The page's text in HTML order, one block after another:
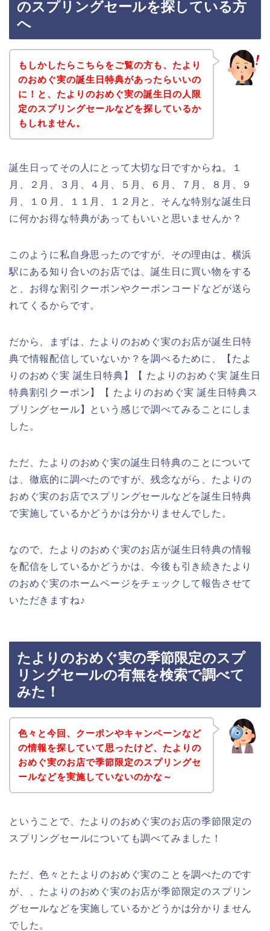
のスプリングセールを探している方
へ
もしかしたらこちらをご覧の方も、たより
のおめぐ実の誕生日特典があったらいいの
に！と、たよりのおめぐ実の誕生日の人限
定のスプリングセールなどを探しているか
もしれません。
誕生日ってその人にとって大切な日ですからね。１
月、２月、３月、４月、５月、６月、７月、８月、９
月、１０月、１１月、１２月と、そんな特別な誕生日
に何かお得な特典があってもいいと思いませんか？
このように私自身思ったのですが、その理由は、横浜
駅にある知り合いのお店では、誕生日に買い物をする
と、お得な割引クーポンやクーポンコードなどが送ら
れてくるからです。
だから、まずは、たよりのおめぐ実のお店が誕生日特
典で情報配信していないか？を調べるために、【たよ
りのおめぐ実 誕生日特典】【 たよりのおめぐ実 誕生日
特典割引クーポン】【 たよりのおめぐ実 誕生日特典ス
プリングセール】という感じで調べてみることにしま
した。
ただ、たよりのおめぐ実の誕生日特典のことについて
は、徹底的に調べたのですが、残念ながら、たよりの
おめぐ実のお店でスプリングセールなどを誕生日特典
で実施しているかどうかは分かりませんでした。
なので、たよりのおめぐ実のお店が誕生日特典の情報
を配信をしているかどうかは、今後も引き続きたより
のおめぐ実のホームページをチェックして報告させて
いただきますね♪
たよりのおめぐ実の季節限定のスプ
リングセールの有無を検索で調べて
みた！
色々と今回、クーポンやキャンペーンなど
の情報を探していて思ったけど、たよりの
おめぐ実のお店で季節限定のスプリングセ
ールなどを実施していないのかな～
ということで、たよりのおめぐ実のお店の季節限定の
スプリングセールについても調べてみました！
ただ、色々とたよりのおめぐ実のことを調べたのです
が、、たよりのおめぐ実のお店が季節限定のスプリン
グセールなどを実施しているかどうかは分かりません
でした。